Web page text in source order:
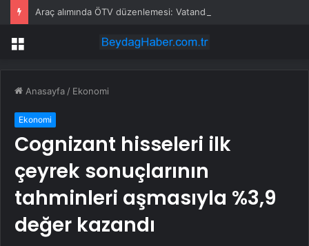
Menü
Anasayfa / Ekonomi
Ekonomi
Cognizant hisseleri ilk
çeyrek sonuçlarının
tahminleri aşmasıyla %3,9
değer kazandı